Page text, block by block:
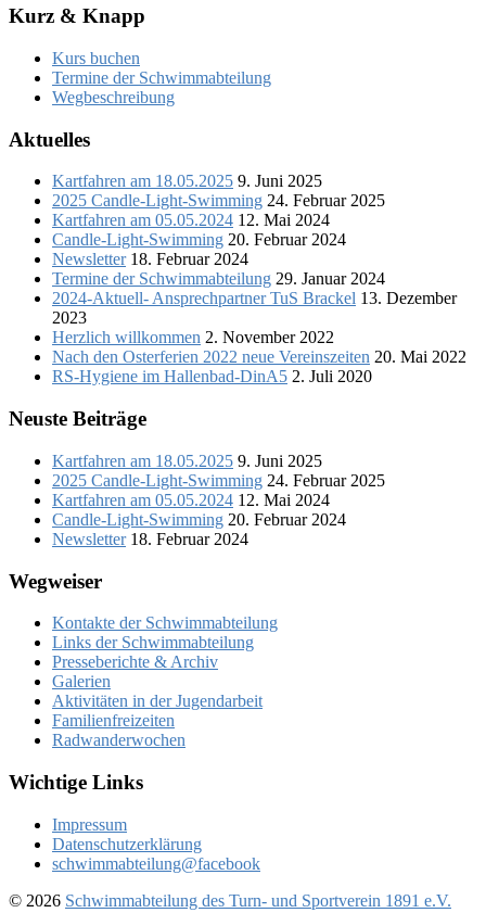
Kurz & Knapp
Kurs buchen
Termine der Schwimmabteilung
Wegbeschreibung
Aktuelles
Kartfahren am 18.05.2025 9. Juni 2025
2025 Candle-Light-Swimming 24. Februar 2025
Kartfahren am 05.05.2024 12. Mai 2024
Candle-Light-Swimming 20. Februar 2024
Newsletter18. Februar 2024
Termine der Schwimmabteilung 29. Januar 2024
2024-Aktuell- Ansprechpartner TuS Brackel 13. Dezember
2023
Herzlich willkommen 2. November 2022
Nach den Osterferien 2022 neue Vereinszeiten 20. Mai 2022
RS-Hygiene im Hallenbad-DinA5 2. Juli 2020
Neuste Beiträge
Kartfahren am 18.05.2025 9. Juni 2025
2025 Candle-Light-Swimming 24. Februar 2025
Kartfahren am 05.05.2024 12. Mai 2024
Candle-Light-Swimming 20. Februar 2024
Newsletter 18. Februar 2024
Wegweiser
Kontakte der Schwimmabteilung
Links der Schwimmabteilung
Presseberichte & Archiv
Galerien
Aktivitäten in der Jugendarbeit
Familienfreizeiten
Radwanderwochen
Wichtige Links
Impressum
Datenschutzerklärung
schwimmabteilung@facebook
© 2026 Schwimmabteilung des Turn- und Sportverein 1891 e.V.